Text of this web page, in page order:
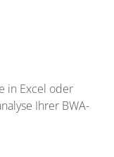
in Excel oder
Ihrer BWA-